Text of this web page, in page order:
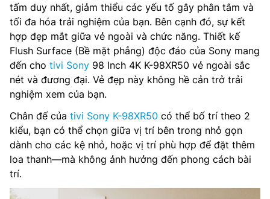
Tìm kiếm bằng giọng nói: Google Assistant (SG only)
Chia sẻ màn hình: Google Cast™, Apple AirPlay 2
Truyền thanh Kỹ thuật số: DVB-T2 (*VN: DVB-T2C)
Nguồn cấp điện: 50/60 Hz, 220 V – 240 V AC
Mức tiêu thụ nguồn (chế độ cờ): 0.5 W
Kết nối: Wifi 6, Bluetooth, HDMI, USB, Anynet+ (HDMI-
CEC), Ethernet (LAN), HDMI Audio Return Channel, HDMI
(High Frame Rate), RF In (Terrestrial / Cable input)
tấm duy nhất, giảm thiểu các yếu tố gây phân tâm và
tối đa hóa trải nghiệm của bạn. Bên cạnh đó, sự kết
hợp đẹp mắt giữa vẻ ngoài và chức năng. Thiết kế
Flush Surface (Bề mặt phẳng) độc đáo của Sony mang
đến cho tivi Sony 98 Inch 4K K-98XR50 vẻ ngoài sắc
nét và đương đại. Vẻ đẹp này không hề cản trở trải
nghiệm xem của bạn.
Chân đế của tivi Sony K-98XR50 có thể bố trí theo 2
kiểu, bạn có thể chọn giữa vị trí bên trong nhỏ gọn
dành cho các kệ nhỏ, hoặc vị trí phù hợp để đặt thêm
loa thanh—mà không ảnh hưởng đến phong cách bài
trí.